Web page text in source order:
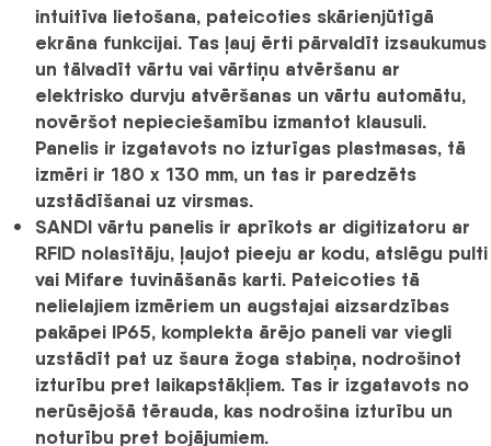
intuitīva lietošana, pateicoties skārienjūtīgā
ekrāna funkcijai. Tas ļauj ērti pārvaldīt izsaukumus
un tālvadīt vārtu vai vārtiņu atvēršanu ar
elektrisko durvju atvēršanas un vārtu automātu,
novēršot nepieciešamību izmantot klausuli.
Panelis ir izgatavots no izturīgas plastmasas, tā
izmēri ir 180 x 130 mm, un tas ir paredzēts
uzstādīšanai uz virsmas.
SANDI vārtu panelis ir aprīkots ar digitizatoru ar
RFID nolasītāju, ļaujot pieeju ar kodu, atslēgu pulti
vai Mifare tuvināšanās karti. Pateicoties tā
nelielajiem izmēriem un augstajai aizsardzības
pakāpei IP65, komplekta ārējo paneli var viegli
uzstādīt pat uz šaura žoga stabiņa, nodrošinot
izturību pret laikapstākļiem. Tas ir izgatavots no
nerūsējošā tērauda, kas nodrošina izturību un
noturību pret bojājumiem.